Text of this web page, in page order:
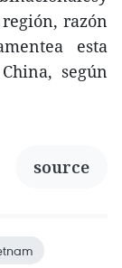
razón
esta
según
source